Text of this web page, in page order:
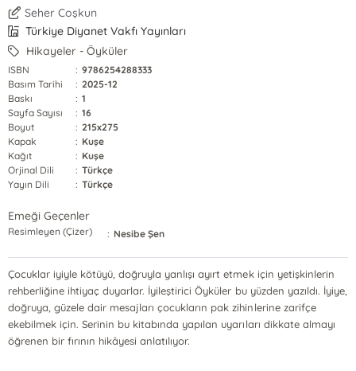
Seher Coşkun
Türkiye Diyanet Vakfı Yayınları
Hikayeler - Öyküler
ISBN : 9786254288333
Basım Tarihi
: 2025-12
Baskı
: 1
Sayfa Sayısı
: 16
Boyut
: 215x275
Kapak
: Kuşe
Kağıt
: Kuşe
Orjinal Dili
: Türkçe
Yayın Dili
: Türkçe
Emeği Geçenler
Resimleyen (Çizer) : Nesibe Şen
Çocuklar iyiyle kötüyü, doğruyla yanlışı ayırt etmek için yetişkinlerin
rehberliğine ihtiyaç duyarlar. İyileştirici Öyküler bu yüzden yazıldı. İyiye,
doğruya, güzele dair mesajları çocukların pak zihinlerine zarifçe
ekebilmek için. Serinin bu kitabında yapılan uyarıları dikkate almayı
öğrenen bir fırının hikâyesi anlatılıyor.